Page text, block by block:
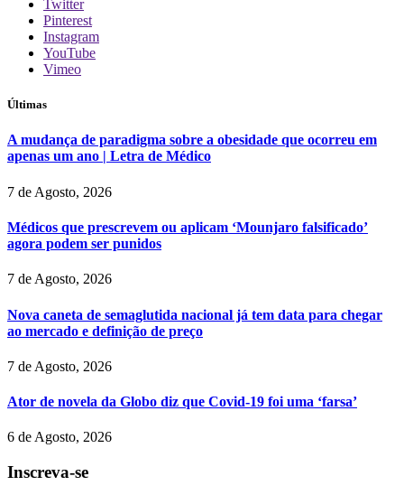
Twitter
Pinterest
Instagram
YouTube
Vimeo
Últimas
A mudança de paradigma sobre a obesidade que ocorreu em
apenas um ano | Letra de Médico
7 de Agosto, 2026
Médicos que prescrevem ou aplicam ‘Mounjaro falsificado’
agora podem ser punidos
7 de Agosto, 2026
Nova caneta de semaglutida nacional já tem data para chegar
ao mercado e definição de preço
7 de Agosto, 2026
Ator de novela da Globo diz que Covid-19 foi uma ‘farsa’
6 de Agosto, 2026
Inscreva-se